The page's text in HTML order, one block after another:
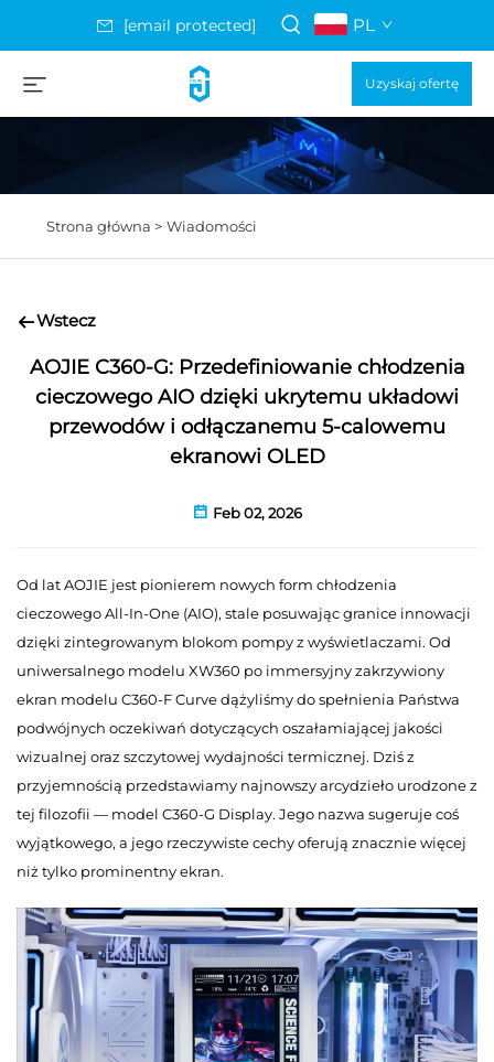
[email protected] PL
Uzyskaj ofertę
Strona główna > Wiadomości
Wstecz
AOJIE C360-G: Przedefiniowanie chłodzenia
cieczowego AIO dzięki ukrytemu układowi
przewodów i odłączanemu 5-calowemu
ekranowi OLED
Feb 02, 2026
Od lat AOJIE jest pionierem nowych form chłodzenia
cieczowego All-In-One (AIO), stale posuwając granice innowacji
dzięki zintegrowanym blokom pompy z wyświetlaczami. Od
uniwersalnego modelu XW360 po immersyjny zakrzywiony
ekran modelu C360-F Curve dążyliśmy do spełnienia Państwa
podwójnych oczekiwań dotyczących oszałamiającej jakości
wizualnej oraz szczytowej wydajności termicznej. Dziś z
przyjemnością przedstawiamy najnowszy arcydzieło urodzone z
tej filozofii — model C360-G Display. Jego nazwa sugeruje coś
wyjątkowego, a jego rzeczywiste cechy oferują znacznie więcej
niż tylko prominentny ekran.